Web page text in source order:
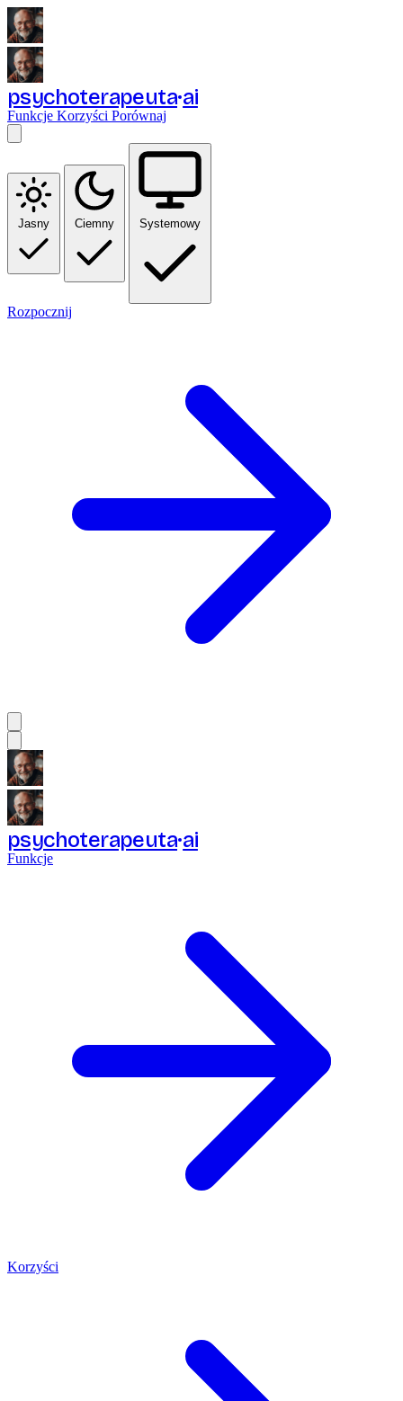
psychoterapeuta ai
Funkcje Korzyści Porównaj
Jasny Ciemny Systemowy
Rozpocznij
psychoterapeuta ai
Funkcje
Korzyści